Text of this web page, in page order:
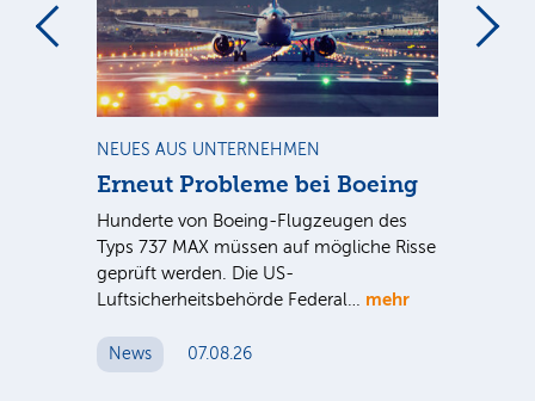
NEUES AUS UNTERNEHMEN
Erneut Probleme bei Boeing
Hunderte von Boeing-Flugzeugen des
Typs 737 MAX müssen auf mögliche Risse
geprüft werden. Die US-
Luftsicherheitsbehörde Federal… mehr
News 07.08.26